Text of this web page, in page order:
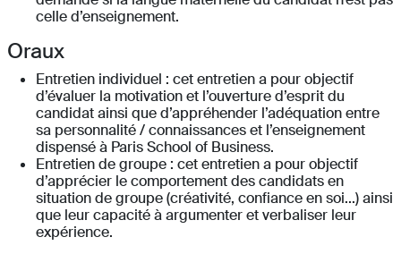
celle d’enseignement.
Oraux
Entretien individuel : cet entretien a pour objectif
d’évaluer la motivation et l’ouverture d’esprit du
candidat ainsi que d’appréhender l’adéquation entre
sa personnalité / connaissances et l’enseignement
dispensé à Paris School of Business.
Entretien de groupe : cet entretien a pour objectif
d’apprécier le comportement des candidats en
situation de groupe (créativité, confiance en soi...) ainsi
que leur capacité à argumenter et verbaliser leur
expérience.